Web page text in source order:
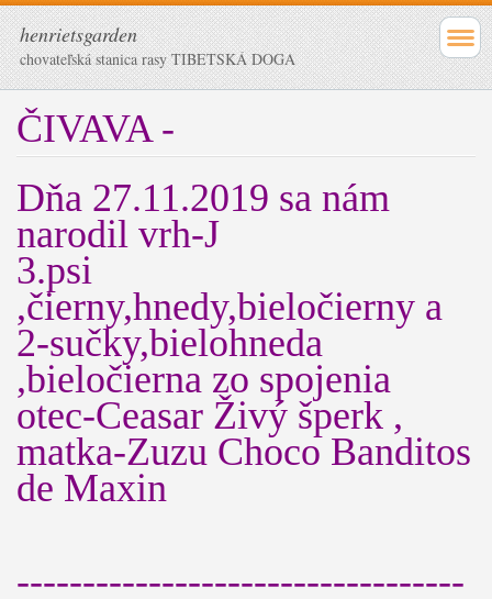
henrietsgarden
chovateľská stanica rasy TIBETSKÁ DOGA
ČIVAVA -
Dňa 27.11.2019 sa nám
narodil vrh-J
3.psi
,čierny,hnedy,bieločierny a
2-sučky,bielohneda
,bieločierna zo spojenia
otec-Ceasar Živý šperk ,
matka-Zuzu Choco Banditos
de Maxin
----------------------------------